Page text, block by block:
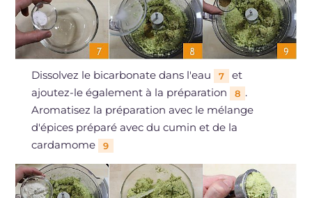
Dissolvez le bicarbonate dans l'eau 7
et
ajoutez-le également à la préparation
8 .
Aromatisez la préparation avec le mélange
d'épices préparé avec du cumin et de la
cardamome
9